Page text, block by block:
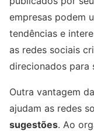
empresas podem
tendências e
as redes sociais
direcionados para
Outra vantagem
ajudam as redes
sugestões. Ao